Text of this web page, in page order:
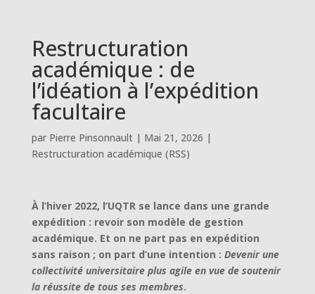
Restructuration
académique : de
l’idéation à l’expédition
facultaire
par Pierre Pinsonnault| Mai 21, 2026 |
Restructuration académique (RSS)
À l’hiver 2022, l’UQTR se lance dans une grande
expédition : revoir son modèle de gestion
académique. Et on ne part pas en expédition
sans raison ; on part d’une intention : Devenir une
collectivité universitaire plus agile en vue de soutenir
la réussite de tous ses membres.